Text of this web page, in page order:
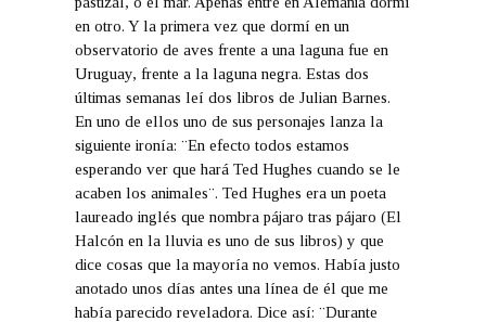
en otro. Y la primera vez que dormí en un
observatorio de aves frente a una laguna fue en
Uruguay, frente a la laguna negra. Estas dos
últimas semanas leí dos libros de Julian Barnes.
En uno de ellos uno de sus personajes lanza la
siguiente ironía: ¨En efecto todos estamos
esperando ver que hará Ted Hughes cuando se le
acaben los animales¨. Ted Hughes era un poeta
laureado inglés que nombra pájaro tras pájaro (El
Halcón en la lluvia es uno de sus libros) y que
dice cosas que la mayoría no vemos. Había justo
anotado unos días antes una línea de él que me
había parecido reveladora. Dice así: ¨Durante